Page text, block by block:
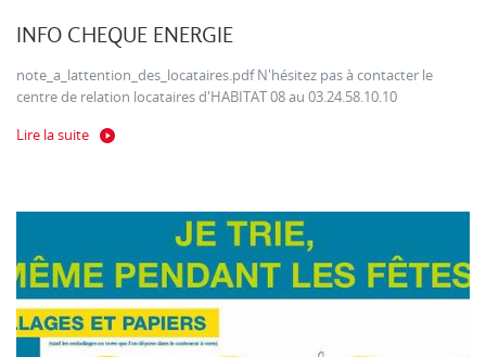
INFO CHEQUE ENERGIE
note_a_lattention_des_locataires.pdf N'hésitez pas à contacter le
centre de relation locataires d'HABITAT 08 au 03.24.58.10.10
Lire la suite